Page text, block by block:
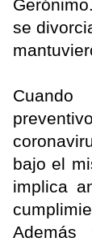
se
bajo el
implica